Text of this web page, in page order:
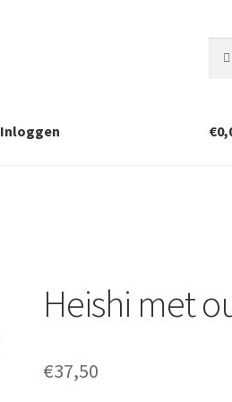
naar:
Inloggen €
Heishi met
€37,50